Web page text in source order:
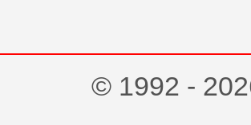
© 1992 -